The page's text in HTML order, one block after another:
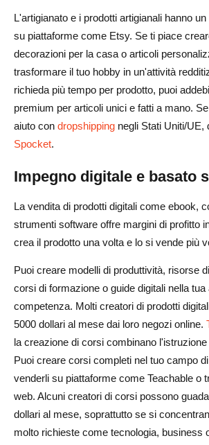
L'artigianato e i prodotti artigianali hanno
su piattaforme come Etsy. Se ti piace
decorazioni per la casa o articoli
trasformare il tuo hobby in un'attività
richieda più tempo per prodotto, puoi
premium per articoli unici e fatti a mano.
aiuto con dropshipping negli Stati Uniti/UE,
Spocket.
Impegno digitale e basato
La vendita di prodotti digitali come ebook,
strumenti software offre margini di profitto
crea il prodotto una volta e lo si vende più
Puoi creare modelli di produttività, risorse
corsi di formazione o guide digitali nella tua
competenza. Molti creatori di prodotti
5000 dollari al mese dai loro negozi online.
la creazione di corsi combinano
Puoi creare corsi completi nel tuo campo
venderli su piattaforme come Teachable o
web. Alcuni creatori di corsi possono
dollari al mese, soprattutto se si
molto richieste come tecnologia, business